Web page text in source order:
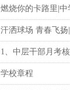
燃烧你的卡路里|
汗洒球场 青春飞扬
1、中层干部月考
学校章程